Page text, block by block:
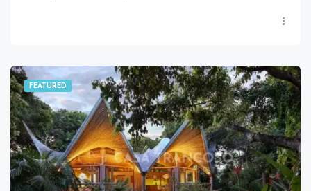
FEATURED